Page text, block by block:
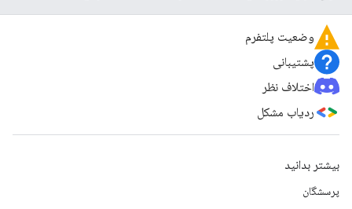
وضعیت پلتفرم
پشتیبانی
اختلاف نظر
ردیاب مشکل
بیشتر بدانید
پرسشگان